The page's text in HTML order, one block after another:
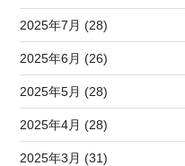
2025年7月 (28)
2025年6月 (26)
2025年5月 (28)
2025年4月 (28)
2025年3月 (31)